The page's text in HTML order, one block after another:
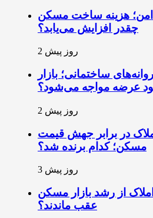
امن؛ هزینه ساخت مسکن
چقدر افزایش می‌یابد؟
2 روز پیش
ساختمانی؛ بازار
عرضه مواجه می‌شود؟
2 روز پیش
در برابر جهش قیمت
مسکن؛ کدام برنده شد؟
3 روز پیش
از رشد بازار مسکن
عقب ماندند؟